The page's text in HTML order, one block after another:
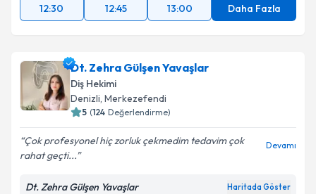
12:30
12:45 13:00 Daha Fazla
Dt. Zehra Gülşen Yavaşlar
Diş Hekimi
Denizli, Merkezefendi
5 (124 Değerlendirme)
Çok profesyonel hiç zorluk çekmedim tedavim çok
rahat geçti...
Devamı
Dt. Zehra Gülşen Yavaşlar Haritada Göster